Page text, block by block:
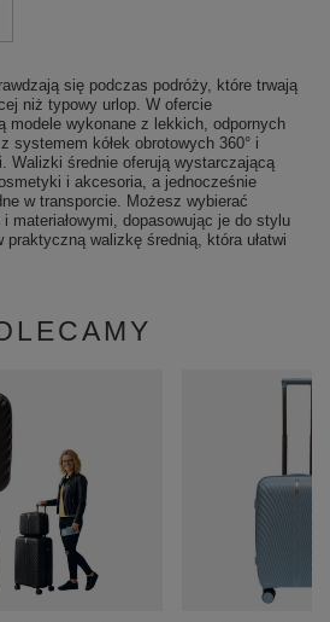
się podczas podróży, które trwają
niż typowy urlop. W ofercie
modele wykonane z lekkich, odpornych
systemem kółek obrotowych 360° i
Walizki średnie oferują wystarczającą
i akcesoria, a jednocześnie
w transporcie. Możesz wybierać
materiałowymi, dopasowując je do stylu
praktyczną walizkę średnią, która ułatwi